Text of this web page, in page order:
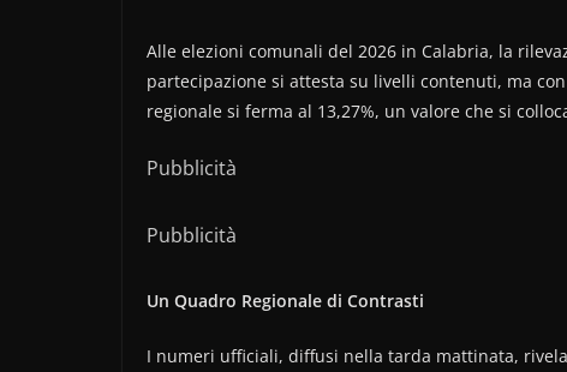
Alle elezioni comunali del 2026 in Calabria, la
partecipazione si attesta su livelli contenuti, ma
regionale si ferma al 13,27%, un valore che si
Pubblicità
Pubblicità
Un Quadro Regionale di Contrasti
I numeri ufficiali, diffusi nella tarda mattinata,